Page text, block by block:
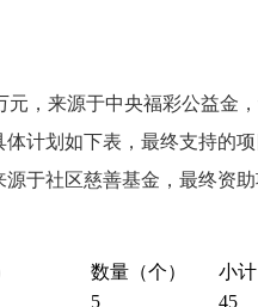
，来源于中央福彩公益金
计划如下表，最终支持的
于社区慈善基金，最终资
数量（个）
小计
5
45